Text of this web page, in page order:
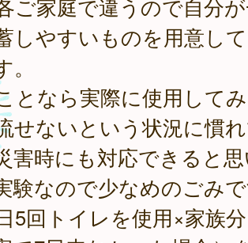
ご家庭で違うので自分
しやすいものを用意し
となら実際に使用して
せないという状況に慣
害時にも対応できると
験なので少なめのごみ
5回トイレを使用×家族